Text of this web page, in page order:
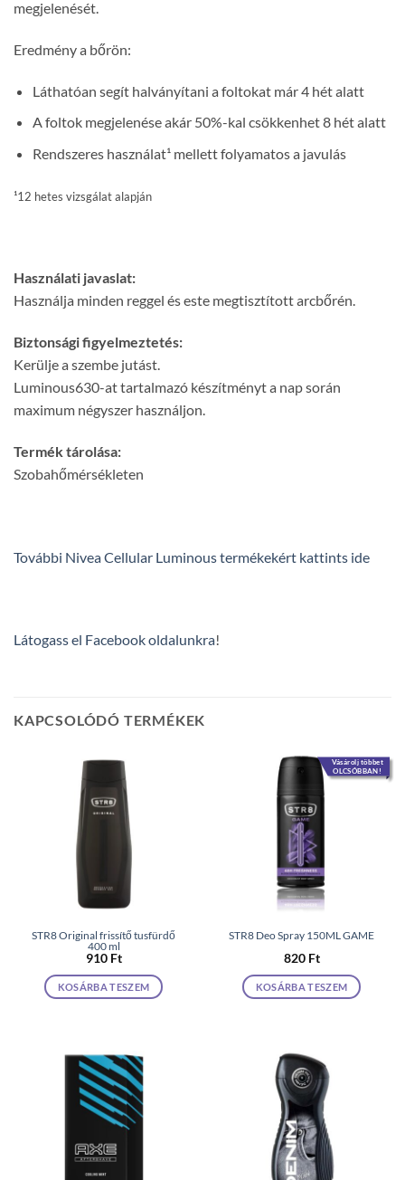
megjelenését.
Eredmény a bőrön:
Láthatóan segít halványítani a foltokat már 4 hét alatt
A foltok megjelenése akár 50%-kal csökkenhet 8 hét alatt
Rendszeres használat¹ mellett folyamatos a javulás
¹12 hetes vizsgálat alapján
Használati javaslat:
Használja minden reggel és este megtisztított arcbőrén.
Biztonsági figyelmeztetés:
Kerülje a szembe jutást.
Luminous630-at tartalmazó készítményt a nap során
maximum négyszer használjon.
Termék tárolása:
Szobahőmérsékleten
További Nivea Cellular Luminous termékekért kattints ide
Látogass el Facebook oldalunkra!
KAPCSOLÓDÓ TERMÉKEK
STR8 Original frissítő tusfürdő
400 ml
910 Ft
KOSÁRBA TESZEM
Vásárolj többet
OLCSÓBBAN!
STR8 Deo Spray 150ML GAME
820 Ft
KOSÁRBA TESZEM